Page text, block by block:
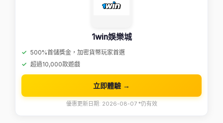
1win娛樂城
500%首儲獎金，加密貨幣玩家首選
超過10,000款遊戲
立即體驗 →
優惠更新日期: 2026-08-07 *仍有效